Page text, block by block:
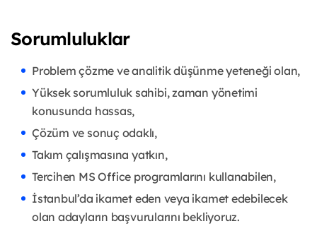
Sorumluluklar
Problem çözme ve analitik düşünme yeteneği olan,
Yüksek sorumluluk sahibi, zaman yönetimi
konusunda hassas,
Çözüm ve sonuç odaklı,
Takım çalışmasına yatkın,
Tercihen MS Office programlarını kullanabilen,
İstanbul’da ikamet eden veya ikamet edebilecek
olan adayların başvurularını bekliyoruz.